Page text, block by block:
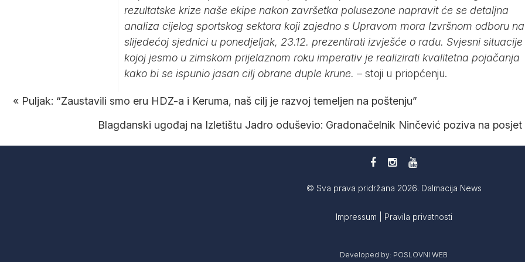
rezultatske krize naše ekipe nakon završetka polusezone napravit će se detaljna
analiza cijelog sportskog sektora koji zajedno s Upravom mora Izvršnom odboru na
slijedećoj sjednici u ponedjeljak, 23.12. prezentirati izvješće o radu. Svjesni situacije
kojoj jesmo u zimskom prijelaznom roku imperativ je realizirati kvalitetna pojačanja
kako bi se ispunio jasan cilj obrane duple krune. – stoji u priopćenju.
« Puljak: “Zaustavili smo eru HDZ-a i Keruma, naš cilj je razvoj temeljen na poštenju”
Blagdanski ugođaj na Izletištu Jadro oduševio: Gradonačelnik Ninčević poziva na posjet
© Sva prava pridržana 2026. Dalmacija News
Impressum Pravila privatnosti
Developed by: POSLOVNI WEB